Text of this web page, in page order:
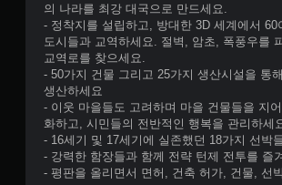
의 나라를 최강 대국으로 만드세요.
- 정착지를 설립하고, 방대한 3D 세계에서 60
도시들과 교역하세요. 절벽, 암초, 폭풍우를
교역로를 찾으세요.
- 50가지 건물 그리고 25가지 생산시설을 통
생산하세요
- 이웃 마을들도 고려하며 마을 건물들을 지
화하고, 시민들의 전반적인 행복을 관리하세
- 16세기 및 17세기에 실존했던 18가지 선박
- 강력한 함장들과 함께 전략 턴제 전투를 즐
- 평판을 올리면서 면허, 건축 허가, 건물, 선